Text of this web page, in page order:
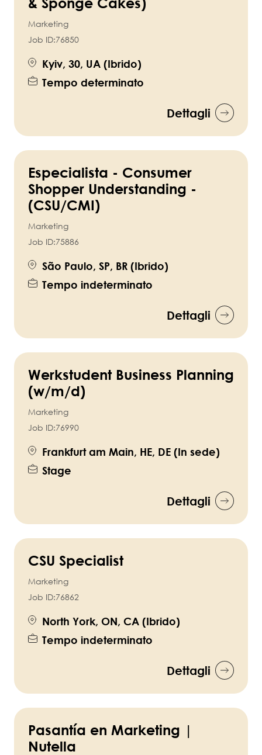
Marketing
Job ID:76850
Kyiv, 30, UA (Ibrido)
Tempo determinato
Dettagli
Especialista - Consumer
Shopper Understanding -
(CSU/CMI)
Marketing
Job ID:75886
São Paulo, SP, BR (Ibrido)
Tempo indeterminato
Dettagli
Werkstudent Business Planning
(w/m/d)
Marketing
Job ID:76990
Frankfurt am Main, HE, DE (In sede)
Stage
Dettagli
CSU Specialist
Marketing
Job ID:76862
North York, ON, CA (Ibrido)
Tempo indeterminato
Dettagli
Pasantía en Marketing |
Nutella